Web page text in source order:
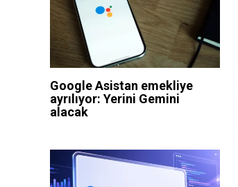
Google Asistan emekliye
ayrılıyor: Yerini Gemini
alacak